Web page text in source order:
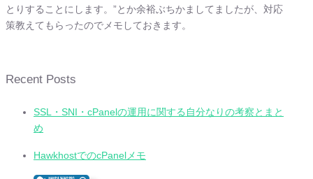
とりすることにします。”とか余裕ぶちかましてましたが、対応
策教えてもらったのでメモしておきます。
Recent Posts
SSL・SNI・cPanelの運用に関する自分なりの考察とまと
め
HawkhostでのcPanelメモ